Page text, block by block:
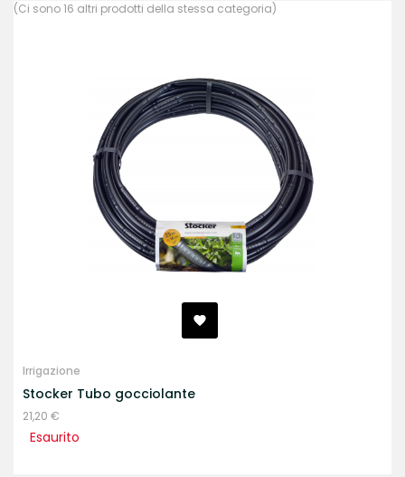
(Ci sono 16 altri prodotti della stessa categoria)
Irrigazione
Stocker Tubo gocciolante
Prezzo
21,20 €
Esaurito